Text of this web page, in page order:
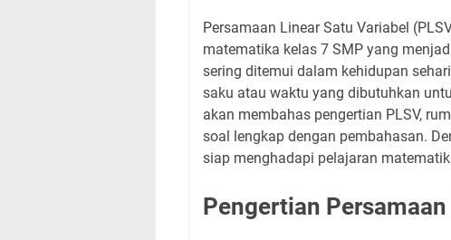
Persamaan Linear Satu Variabel
matematika kelas 7 SMP yang
sering ditemui dalam kehidupan
saku atau waktu yang dibutuhkan
akan membahas pengertian PLSV,
soal lengkap dengan pembahasan.
siap menghadapi pelajaran
Pengertian